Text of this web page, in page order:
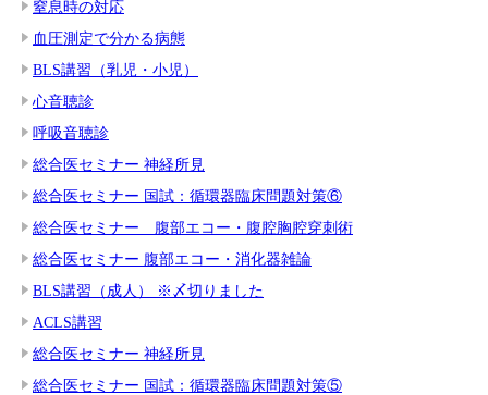
窒息時の対応
血圧測定で分かる病態
BLS講習（乳児・小児）
心音聴診
呼吸音聴診
総合医セミナー 神経所見
総合医セミナー 国試：循環器臨床問題対策⑥
総合医セミナー 腹部エコー・腹腔胸腔穿刺術
総合医セミナー 腹部エコー・消化器雑論
BLS講習（成人） ※〆切りました
ACLS講習
総合医セミナー 神経所見
総合医セミナー 国試：循環器臨床問題対策⑤